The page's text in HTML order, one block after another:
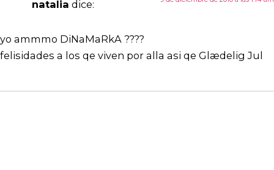
natalia dice:
yo ammmo DiNaMaRkA ????
felisidades a los qe viven por alla asi qe Glædelig Jul